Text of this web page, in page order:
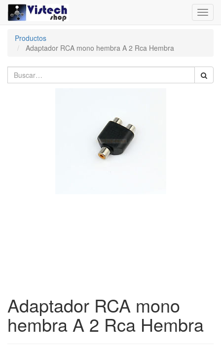
Productos
Adaptador RCA mono hembra A 2 Rca Hembra
Adaptador RCA mono
hembra A 2 Rca Hembra